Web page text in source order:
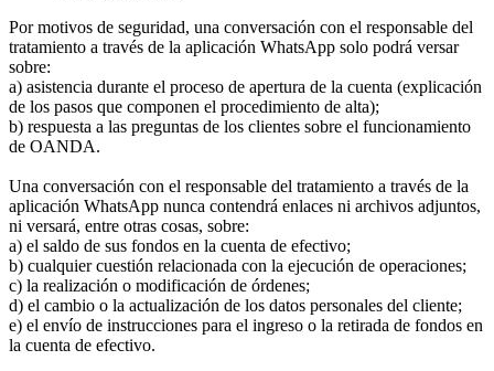
Por motivos de seguridad, una conversación con el responsable del
tratamiento a través de la aplicación WhatsApp solo podrá versar
sobre:
a) asistencia durante el proceso de apertura de la cuenta (explicación
de los pasos que componen el procedimiento de alta);
b) respuesta a las preguntas de los clientes sobre el funcionamiento
de OANDA.
Una conversación con el responsable del tratamiento a través de la
aplicación WhatsApp nunca contendrá enlaces ni archivos adjuntos,
ni versará, entre otras cosas, sobre:
a) el saldo de sus fondos en la cuenta de efectivo;
b) cualquier cuestión relacionada con la ejecución de operaciones;
c) la realización o modificación de órdenes;
d) el cambio o la actualización de los datos personales del cliente;
e) el envío de instrucciones para el ingreso o la retirada de fondos en
la cuenta de efectivo.